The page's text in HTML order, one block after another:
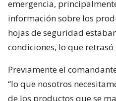
emergencia,
información sobre los
hojas de seguridad
condiciones, lo que retrasó
Previamente el
“lo que nosotros
de los productos que se